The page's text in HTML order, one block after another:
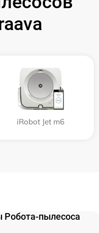
iRobot Jet m6
Робота-пылесоса